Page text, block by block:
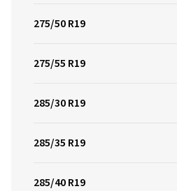
275/50 R19
275/55 R19
285/30 R19
285/35 R19
285/40 R19